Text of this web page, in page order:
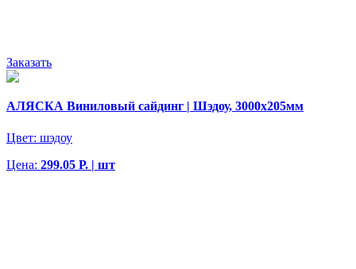
Заказать
АЛЯСКА Виниловый сайдинг | Шэдоу, 3000х205мм
Цвет: шэдоу
Цена: 299.05 Р. | шт